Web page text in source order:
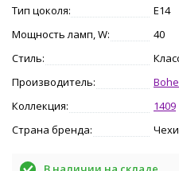
Тип цоколя:
E14
Мощность ламп, W:
40
Стиль:
Производитель:
Коллекция:
1409
Страна бренда: